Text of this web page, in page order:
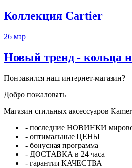
Коллекция Cartier
26 мар
Новый тренд - кольца
Понравился наш интернет-магазин?
Добро пожаловать
Магазин стильных аксессуаров
- последние НОВИНКИ
- оптимальные ЦЕНЫ
- бонусная программа
- ДОСТАВКА в 24 часа
- гарантия КАЧЕСТВА